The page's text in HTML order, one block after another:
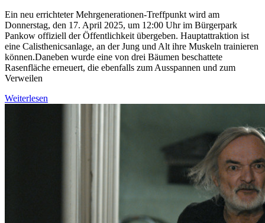
Ein neu errichteter Mehrgenerationen-Treffpunkt wird am
Donnerstag, den 17. April 2025, um 12:00 Uhr im Bürgerpark
Pankow offiziell der Öffentlichkeit übergeben. Hauptattraktion ist
eine Calisthenicsanlage, an der Jung und Alt ihre Muskeln trainieren
können.Daneben wurde eine von drei Bäumen beschattete
Rasenfläche erneuert, die ebenfalls zum Ausspannen und zum
Verweilen
Weiterlesen